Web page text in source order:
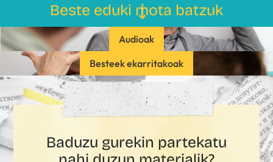
Beste eduki mota batzuk
Audioak
Besteek ekarritakoak
Baduzu gurekin partekatu